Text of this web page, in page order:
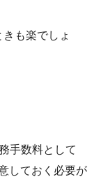
も楽でしょ
手数料として
しておく必要が